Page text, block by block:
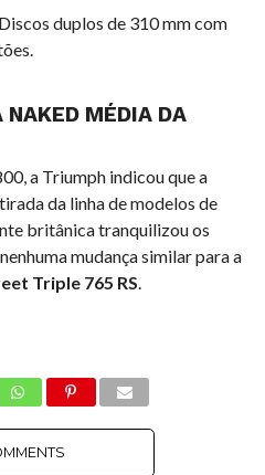
duplos de 310 mm com
NAKED MÉDIA DA
a Triumph indicou que a
da linha de modelos de
britânica tranquilizou os
mudança similar para a
Triple 765 RS.